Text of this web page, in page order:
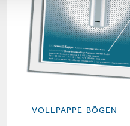
VOLLPAPPE-BÖGEN